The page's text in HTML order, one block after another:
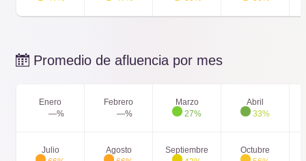
Promedio de afluencia por mes
Enero
—%
Febrero
—%
Marzo
27%
Abril
33%
Julio
Agosto
Septiembre
Octubre